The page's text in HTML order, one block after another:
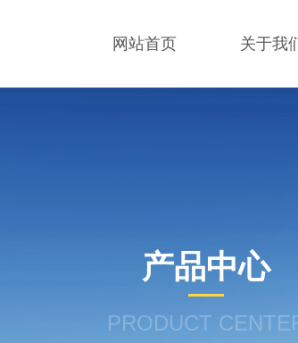
网站首页 关于我
产品中心
PRODUCT